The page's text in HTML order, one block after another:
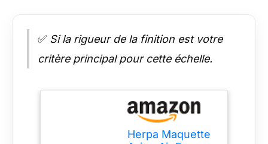
✅ Si la rigueur de la finition est votre
critère principal pour cette échelle.
Herpa Maquette